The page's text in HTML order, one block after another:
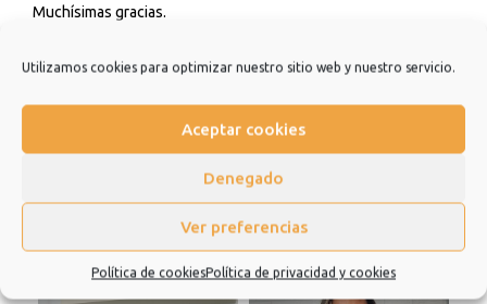
Utilizamos cookies para optimizar nuestro sitio web y nuestro servicio.
Aceptar cookies
Denegado
Ver preferencias
Política de cookiesPolítica de privacidad y cookies
Muchísimas gracias.
Información adicional
Valoraciones (0)
Productos relacionados